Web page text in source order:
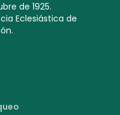
de 1925.
Eclesiástica de